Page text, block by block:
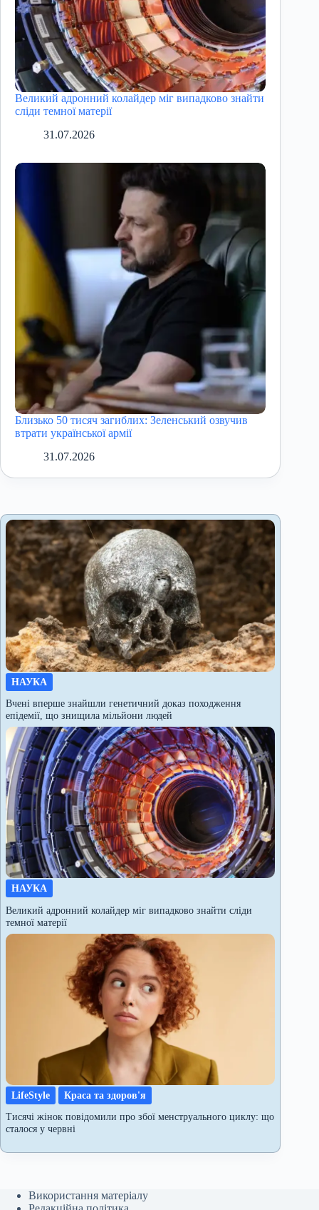
Великий адронний колайдер міг випадково знайти
сліди темної матерії
31.07.2026
Близько 50 тисяч загиблих: Зеленський озвучив
втрати української армії
31.07.2026
НАУКА
Вчені вперше знайшли генетичний доказ походження
епідемії, що знищила мільйони людей
НАУКА
Великий адронний колайдер міг випадково знайти сліди
темної матерії
LifeStyle
Краса та здоров'я
Тисячі жінок повідомили про збої менструального циклу: що
сталося у червні
Використання матеріалу